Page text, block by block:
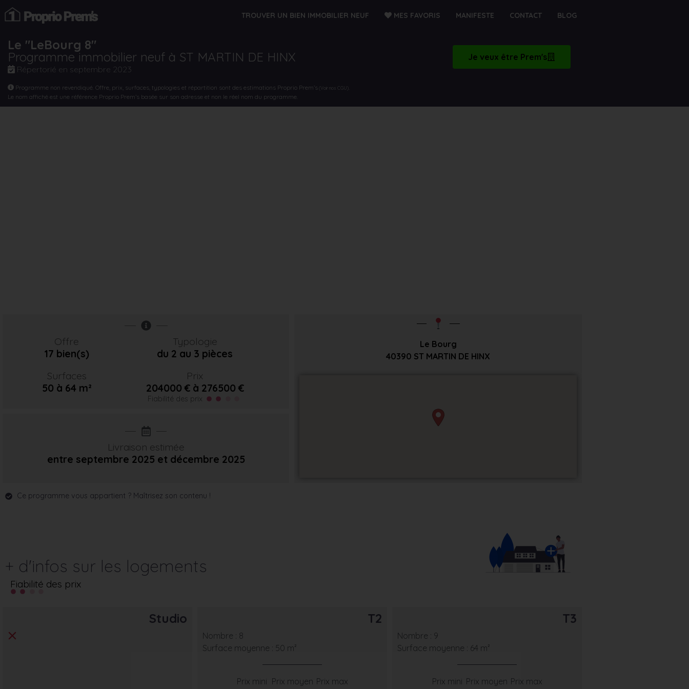
TROUVER UN BIEN IMMOBILIER NEUF MES FAVORIS MANIFESTE CONTACT BLOG
Le "LeBourg 8"
Programme immobilier neuf à ST MARTIN DE HINX
Répertorié en septembre 2023
Je veux être Prem's
Programme non revendiqué. Offre, prix, surfaces, typologies et répartition sont des estimations Proprio Prem’s (Voir nos CGU)
Le nom affiché est une référence Proprio Prem’s basée sur son adresse et non le réel nom du programme.
Offre
17 bien(s)
Typologie
du 2 au 3 pièces
Surfaces
50 à 64 m²
Prix
204000 € à 276500 €
Fiabilité des prix
Livraison estimée
entre septembre 2025 et décembre 2025
Le Bourg
40390 ST MARTIN DE HINX
Ce programme vous appartient ? Maîtrisez son contenu !
+ d'infos sur les logements
Fiabilité des prix
Studio T2
Nombre : 8
Surface moyenne : 50 m²
Prix mini Prix moyen Prix max
T3
Nombre : 9
Surface moyenne : 64 m²
Prix mini Prix moyen Prix max